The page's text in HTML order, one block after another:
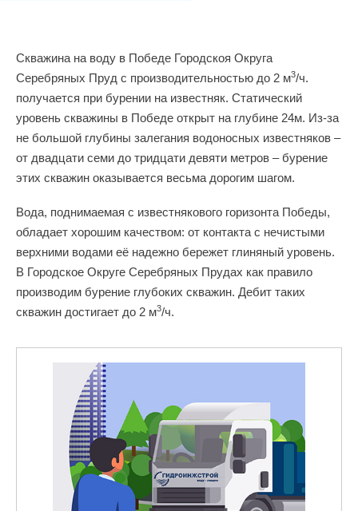
Скважина на воду в Победе Городскоя Округа
Серебряных Пруд с производительностью до 2 м3/ч.
получается при бурении на известняк. Статический
уровень скважины в Победе открыт на глубине 24м. Из-за
не большой глубины залегания водоносных известняков –
от двадцати семи до тридцати девяти метров – бурение
этих скважин оказывается весьма дорогим шагом.
Вода, поднимаемая с известнякового горизонта Победы,
обладает хорошим качеством: от контакта с нечистыми
верхними водами её надежно бережет глиняный уровень.
В Городское Округе Серебряных Прудах как правило
производим бурение глубоких скважин. Дебит таких
скважин достигает до 2 м3/ч.